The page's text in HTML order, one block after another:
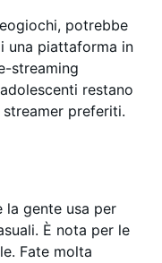
potrebbe
una piattaforma in
streaming
restano
preferiti.
la gente usa per
È nota per le
Fate molta